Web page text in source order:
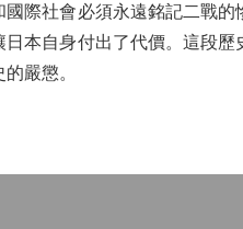
國際社會必須永遠銘記二戰
日本自身付出了代價。這段
嚴懲。